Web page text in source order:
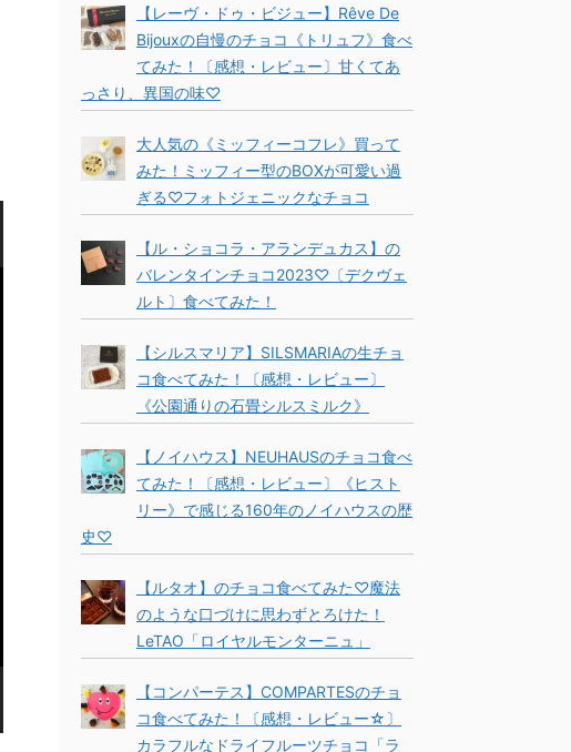
【レーヴ・ドゥ・ビジュー】Rêve De
Bijouxの自慢のチョコ《トリュフ》食べ
てみた！〔感想・レビュー〕甘くてあ
っさり、異国の味♡
大人気の《ミッフィーコフレ》買って
みた！ミッフィー型のBOXが可愛い過
ぎる♡フォトジェニックなチョコ
【ル・ショコラ・アランデュカス】の
バレンタインチョコ2023♡〔デクヴェ
ルト〕食べてみた！
【シルスマリア】SILSMARIAの生チョ
コ食べてみた！〔感想・レビュー〕
《公園通りの石畳シルスミルク》
【ノイハウス】NEUHAUSのチョコ食べ
てみた！〔感想・レビュー〕《ヒスト
リー》で感じる160年のノイハウスの歴
史♡
【ルタオ】のチョコ食べてみた♡魔法
のような口づけに思わずとろけた！
LeTAO「ロイヤルモンターニュ」
【コンパーテス】COMPARTESのチョ
コ食べてみた！〔感想・レビュー☆〕
カラフルなドライフルーツチョコ「ラ